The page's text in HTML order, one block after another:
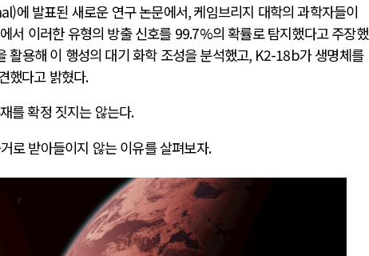
에 발표된 새로운 연구 논문에서,케임브리지 대학의 과학자들이
서 이러한 유형의 방출 신호를 99.7%의 확률로 탐지했다고 주장했
활용해 이 행성의 대기 화학 조성을 분석했고, K2-18b가 생명체를
했다고 밝혔다.
를 확정 짓지는 않는다.
로 받아들이지 않는 이유를 살펴보자.
역..
아..
중동 위기
호르무즈 갈등 격화, 트럼프 정치·경제 ..
호르무즈 해협 통행료를 철회한 트럼프
트럼프, 이란 압박수단 한계 직면
하마스, 가자 통치권 이양으로 휴전 의지..